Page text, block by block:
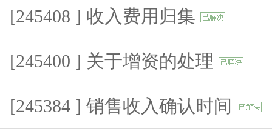
[245408 ] 收入费用归集
[245400 ] 关于增资的处理
[245384 ] 销售收入确认时间